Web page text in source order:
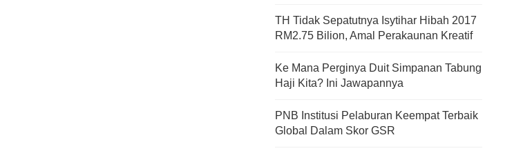
TH Tidak Sepatutnya Isytihar Hibah 2017
RM2.75 Bilion, Amal Perakaunan Kreatif
Ke Mana Perginya Duit Simpanan Tabung
Haji Kita? Ini Jawapannya
PNB Institusi Pelaburan Keempat Terbaik
Global Dalam Skor GSR
Kenali Franchisee Disebalik